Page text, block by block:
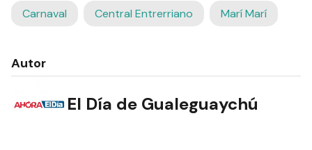
Carnaval Central Entrerriano Marí Marí
Autor
El Día de Gualeguaychú